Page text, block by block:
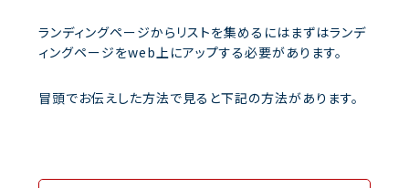
ランディングページからリストを集めるにはまずはランデ
ィングページをweb上にアップする必要があります。
冒頭でお伝えした方法で見ると下記の方法があります。